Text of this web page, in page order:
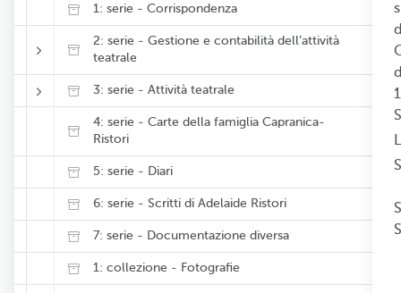
1: serie - Corrispondenza
2: serie - Gestione e contabilità dell’attività
teatrale
3: serie - Attività teatrale
4: serie - Carte della famiglia Capranica-
Ristori
5: serie - Diari
6: serie - Scritti di Adelaide Ristori
7: serie - Documentazione diversa
1: collezione - Fotografie